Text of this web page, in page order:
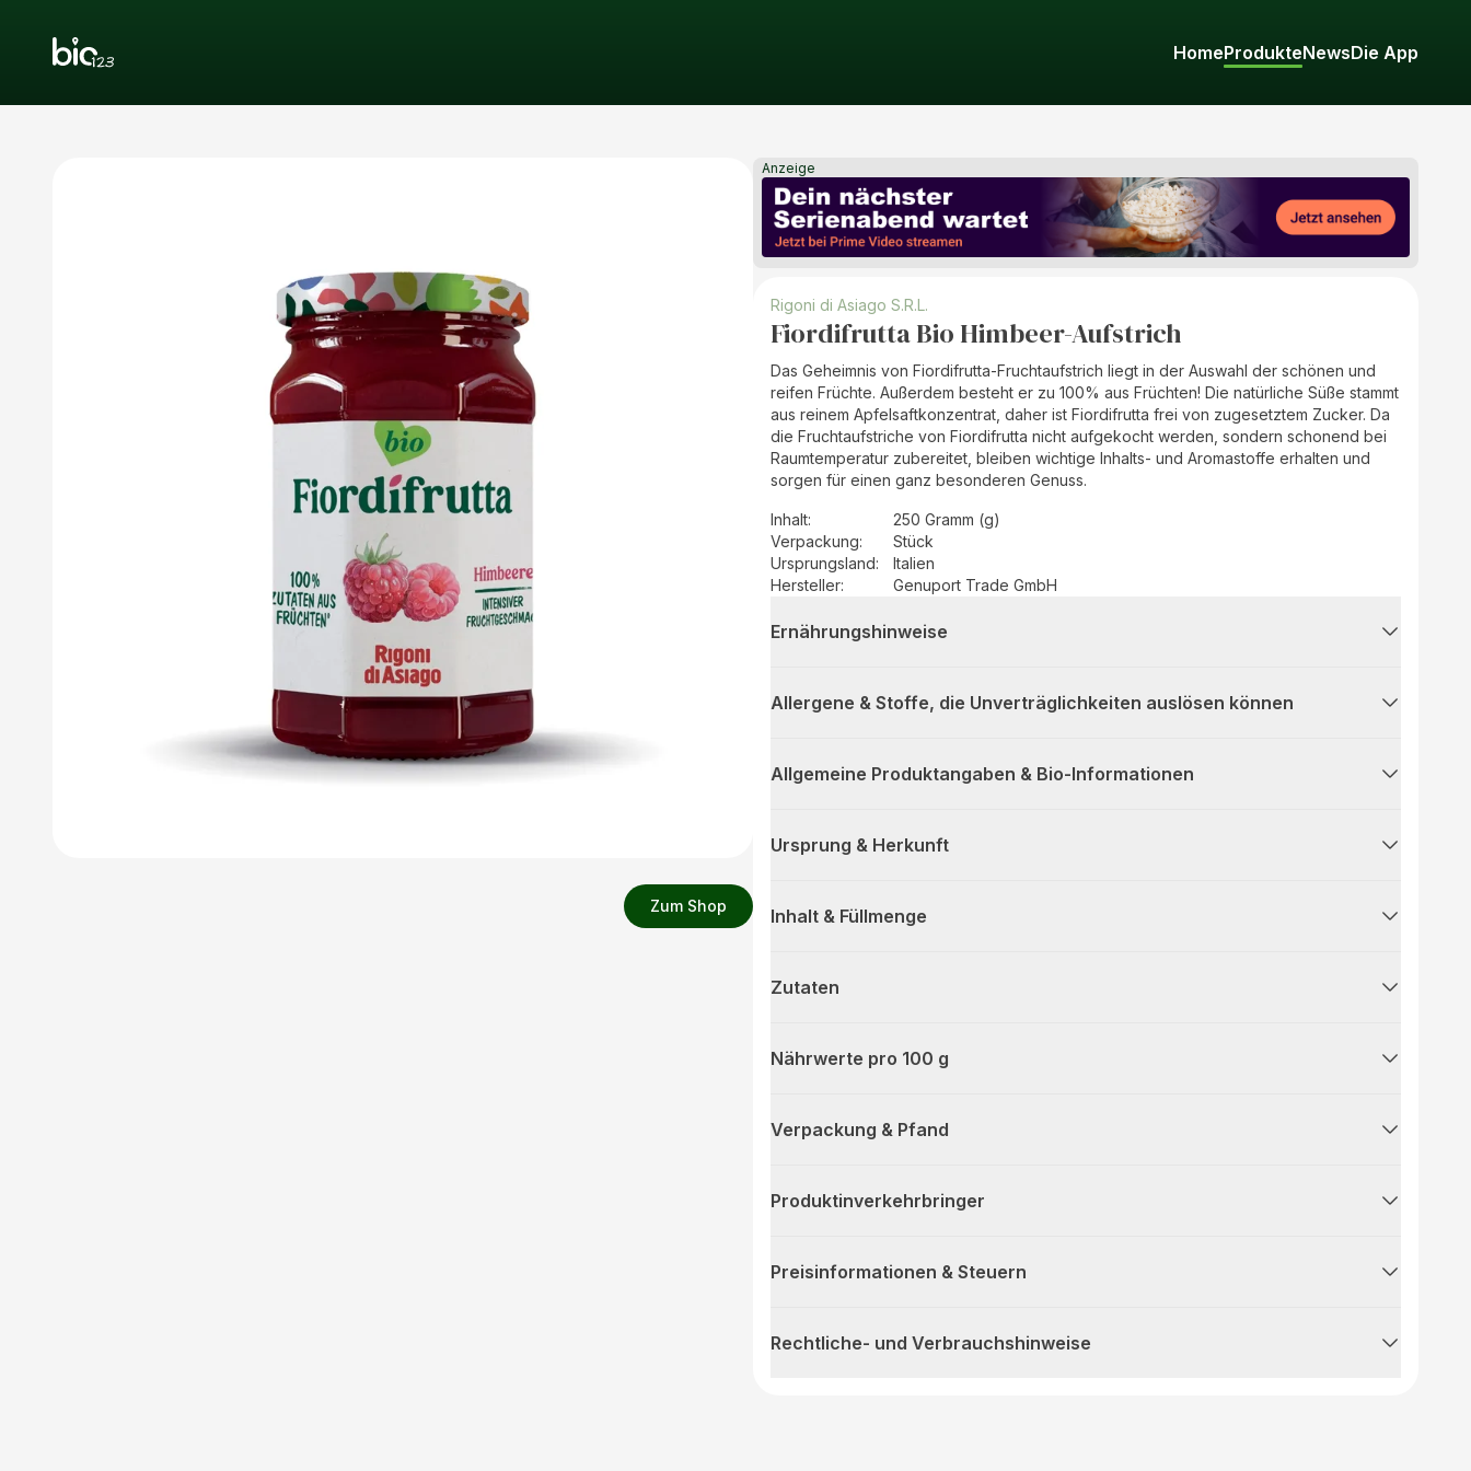
HomeProdukteNewsDie App
Zum Shop
Anzeige
Rigoni di Asiago S.R.L.
Fiordifrutta Bio Himbeer-Aufstrich
Das Geheimnis von Fiordifrutta-Fruchtaufstrich liegt in der Auswahl der schönen und
reifen Früchte. Außerdem besteht er zu 100% aus Früchten! Die natürliche Süße stammt
aus reinem Apfelsaftkonzentrat, daher ist Fiordifrutta frei von zugesetztem Zucker. Da
die Fruchtaufstriche von Fiordifrutta nicht aufgekocht werden, sondern schonend bei
Raumtemperatur zubereitet, bleiben wichtige Inhalts- und Aromastoffe erhalten und
sorgen für einen ganz besonderen Genuss.
Inhalt:
250 Gramm (g)
Verpackung:
Stück
Ursprungsland:
Italien
Hersteller: Genuport Trade GmbH
Ernährungshinweise
Allergene & Stoffe, die Unverträglichkeiten auslösen können
Allgemeine Produktangaben & Bio-Informationen
Ursprung & Herkunft
Inhalt & Füllmenge
Zutaten
Nährwerte pro 100 g
Verpackung & Pfand
Produktinverkehrbringer
Preisinformationen & Steuern
Rechtliche- und Verbrauchshinweise